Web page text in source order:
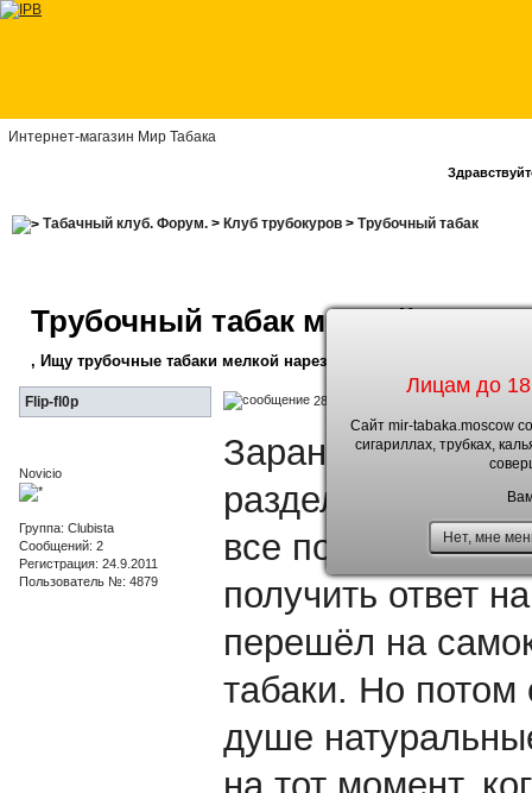
Интернет-магазин Мир Табака
Лицам до
Сайт mir-tabaka.moscow
сигариллах, трубках,
Нет, мне
Табачный клуб. Форум.> Клуб трубокуров> Трубочный табак
Трубочный табак мелкой
, Ищу трубочные табаки мелкой нарезки.
Flip-fl0p 28.9.2011, 14:28
Novicio
Группа: Clubista
Сообщений: 2
Регистрация: 24.9.2011
Пользователь №: 4879
Заранее
разделе про
все пользуются
получить ответ
перешёл на
табаки. Но потом
душе